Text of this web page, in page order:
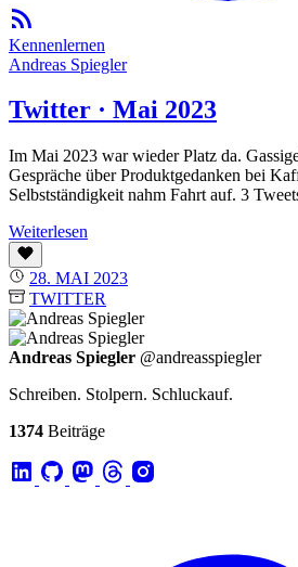
Kennenlernen
Andreas Spiegler
Twitter · Mai 2023
Im Mai 2023 war wieder Platz da.
Gespräche über Produktgedanken bei
Selbstständigkeit nahm Fahrt auf. 3
Weiterlesen
28. MAI 2023
TWITTER
Andreas Spiegler @andreasspiegler
Schreiben. Stolpern. Schluckauf.
1374 Beiträge